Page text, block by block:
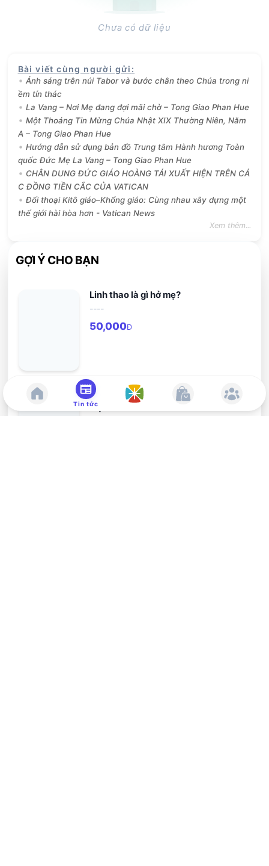
Chưa có dữ liệu
Bài viết cùng người gửi :
Ánh sáng trên núi Tabor và bước chân theo Chúa trong ni
ềm tín thác
La Vang – Nơi Mẹ đang đợi mãi chờ – Tong Giao Phan Hue
Một Thoáng Tin Mừng Chúa Nhật XIX Thường Niên, Năm
A – Tong Giao Phan Hue
Hướng dẫn sử dụng bản đồ Trung tâm Hành hương Toàn
quốc Đức Mẹ La Vang – Tong Giao Phan Hue
CHÂN DUNG ĐỨC GIÁO HOÀNG TÁI XUẤT HIỆN TRÊN CÁ
C ĐỒNG TIỀN CẮC CỦA VATICAN
Đối thoại Kitô giáo–Khổng giáo: Cùng nhau xây dựng một
thế giới hài hòa hơn - Vatican News
Xem thêm...
GỢI Ý CHO BẠN
Linh thao là gì hở mẹ?
----
50,000Đ
Logos 08: Môi sinh nhân bản toàn
diện
Tin tức